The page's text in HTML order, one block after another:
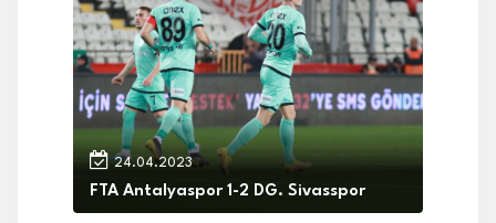
24.04.2023
FTA Antalyaspor 1-2 DG. Sivasspor